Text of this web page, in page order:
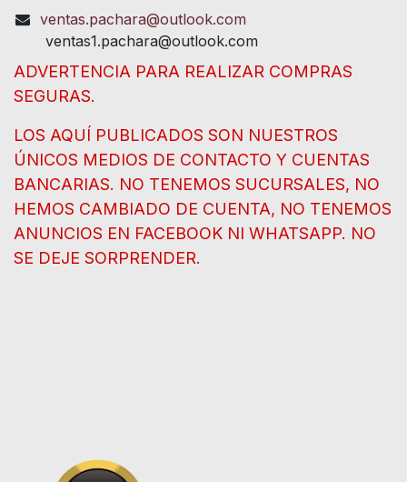
ventas.pachara@outlook.com
ventas1.pachara@outlook.com
ADVERTENCIA PARA REALIZAR COMPRAS
SEGURAS.
LOS AQUÍ PUBLICADOS SON NUESTROS
ÚNICOS MEDIOS DE CONTACTO Y CUENTAS
BANCARIAS. NO TENEMOS SUCURSALES, NO
HEMOS CAMBIADO DE CUENTA, NO TENEMOS
ANUNCIOS EN FACEBOOK NI WHATSAPP. NO
SE DEJE SORPRENDER.